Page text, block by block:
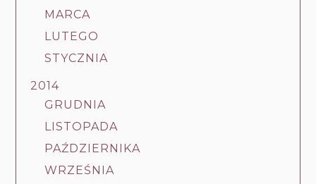
MARCA
LUTEGO
STYCZNIA
2014
GRUDNIA
LISTOPADA
PAŹDZIERNIKA
WRZEŚNIA